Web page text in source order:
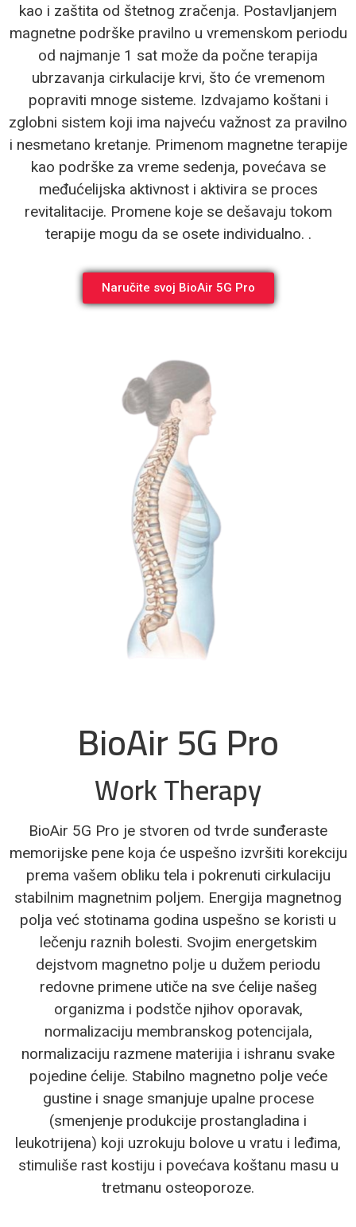
kao i zaštita od štetnog zračenja. Postavljanjem
magnetne podrške pravilno u vremenskom periodu
od najmanje 1 sat može da počne terapija
ubrzavanja cirkulacije krvi, što će vremenom
popraviti mnoge sisteme. Izdvajamo koštani i
zglobni sistem koji ima najveću važnost za pravilno
i nesmetano kretanje. Primenom magnetne terapije
kao podrške za vreme sedenja, povećava se
međućelijska aktivnost i aktivira se proces
revitalitacije. Promene koje se dešavaju tokom
terapije mogu da se osete individualno. .
Naručite svoj BioAir 5G Pro
BioAir 5G Pro
Work Therapy
BioAir 5G Pro je stvoren od tvrde sunđeraste
memorijske pene koja će uspešno izvršiti korekciju
prema vašem obliku tela i pokrenuti cirkulaciju
stabilnim magnetnim poljem. Energija magnetnog
polja već stotinama godina uspešno se koristi u
lečenju raznih bolesti. Svojim energetskim
dejstvom magnetno polje u dužem periodu
redovne primene utiče na sve ćelije našeg
organizma i podstče njihov oporavak,
normalizaciju membranskog potencijala,
normalizaciju razmene materijia i ishranu svake
pojedine ćelije. Stabilno magnetno polje veće
gustine i snage smanjuje upalne procese
(smenjenje produkcije prostangladina i
leukotrijena) koji uzrokuju bolove u vratu i leđima,
stimuliše rast kostiju i povećava koštanu masu u
tretmanu osteoporoze.